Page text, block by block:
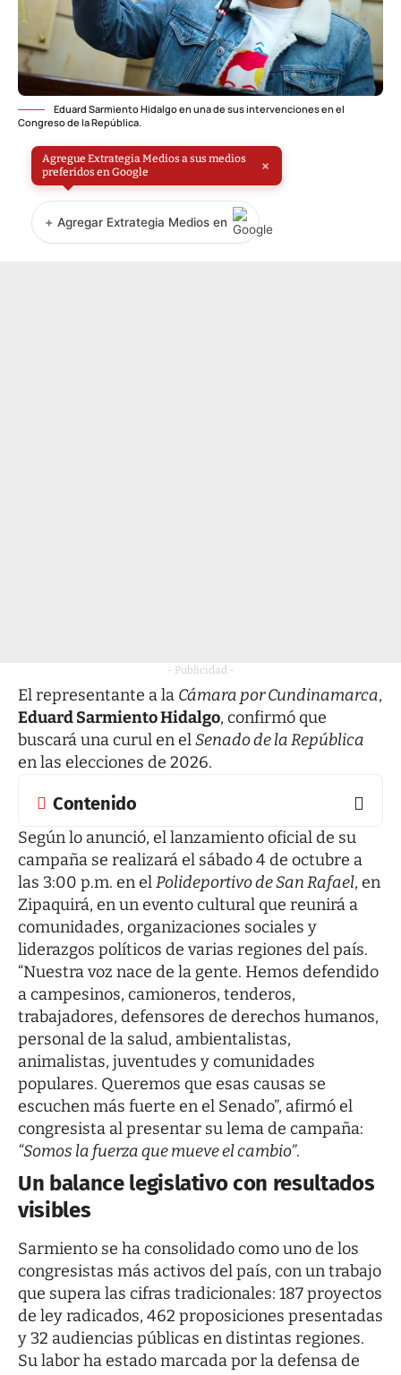
Eduard Sarmiento Hidalgo en una de sus intervenciones en el
Congreso de la República.
Agregue Extrategia Medios a sus medios
preferidos en Google
×
+ Agregar Extrategia Medios en
- Publicidad -
El representante a la Cámara por Cundinamarca,
Eduard Sarmiento Hidalgo, confirmó que
buscará una curul en elSenado de la República
en las elecciones de 2026.
Contenido
Según lo anunció, el lanzamiento oficial de su
campaña se realizará el sábado 4 de octubre a
las 3:00 p.m. en elPolideportivo de San Rafael, en
Zipaquirá, en un evento cultural que reunirá a
comunidades, organizaciones sociales y
liderazgos políticos de varias regiones del país.
“Nuestra voz nace de la gente. Hemos defendido
a campesinos, camioneros, tenderos,
trabajadores, defensores de derechos humanos,
personal de la salud, ambientalistas,
animalistas, juventudes y comunidades
populares. Queremos que esas causas se
escuchen más fuerte en el Senado”, afirmó el
congresista al presentar su lema de campaña:
“Somos la fuerza que mueve el cambio”.
Un balance legislativo con resultados
visibles
Sarmiento se ha consolidado como uno de los
congresistas más activos del país, con un trabajo
que supera las cifras tradicionales: 187 proyectos
de ley radicados, 462 proposiciones presentadas
y 32 audiencias públicas en distintas regiones.
Su labor ha estado marcada por la defensa de